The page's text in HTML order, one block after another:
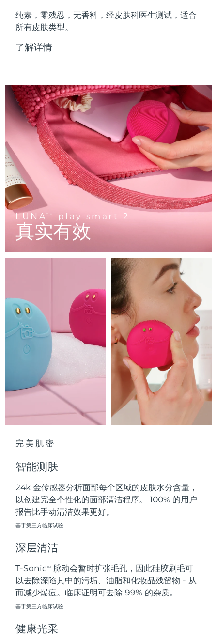
纯素，零残忍，无香料，经皮肤科医生测试，适合
所有皮肤类型。
了解详情
LUNATM play smart 2
真实有效
完美肌密
智能测肤
24k 金传感器分析面部每个区域的皮肤水分含量，
以创建完全个性化的面部清洁程序。 100% 的用户
报告比手动清洁效果更好。
基于第三方临床试验
深层清洁
T-SonicTM
脉动会暂时扩张毛孔，因此硅胶刷毛可
以去除深陷其中的污垢、油脂和化妆品残留物 - 从
而减少爆痘。临床证明可去除 99% 的杂质。
基于第三方临床试验
健康光采
FAQ™产品
All anti-aging treatments
FAQ™产品
All LED treatments
FAQ™ products
PEACH™ 2
Travel-friendly IPL hair removal
PEACH™ Cooling Prep Gel
Cooling IPL hair removal gel
LUNA™ 4 body
Firming body serum
痘肌护理
ESPADA™ 2
Acne treatment device
ESPADA™ Blemish Solution
Concentrated acne gel
ESPADA™ 设备
All acne treatment devices
眼部护理
IRIS™ 2
Rejuvenating eye massager
眼部护肤
Advanced eye care treatment
眼部护理设备
All revitalizing eye massagers
KIWI™ derma
Diamond microdermabrasion .
KIWI™
Blackhead remover
KIWI™ 皮肤护理
Advanced pore care essentials
LUNA™ 4 hair
2-in-1 LED scalp massager
FLIP™ play advanced
LED light hairbrush
LUNA™ Dual-Peptide Scalp
For healthy hair
牙齿美白
NEW
issa™ Teeth Whitening Set
Dual LED + sonic device & 18% PAP gel
issa™ Teeth Whitening Gel
18% PAP
更多的
护肤品 男士
FOREO APP
关于我们
直布罗陀
希腊
匈牙利 预计送达日期8/10/26
冰岛 预计送达日期8/11/26
印度尼西亚 预计送达日期8/8/26
爱尔兰 预计送达日期8/10/26
马恩岛
以色列 预计送达日期8/14/26
意大利
日本 预计送达日期8/13/26
预计送达日期 8/15/26
哈萨克斯坦 8/12/26
科威特 预计送达日期 8/10/26
拉脱维亚 预计送达日期 8/10/26
预计送达日期 8/11/26
立陶宛 预计送达日期 8/10/26
卢森堡 预计送达日期 8/10/26
马耳他
墨西哥 预计送达日期 8/14/26
摩纳哥
荷兰
新西兰 预计送达日期8/10/26
挪威 预计送达日期